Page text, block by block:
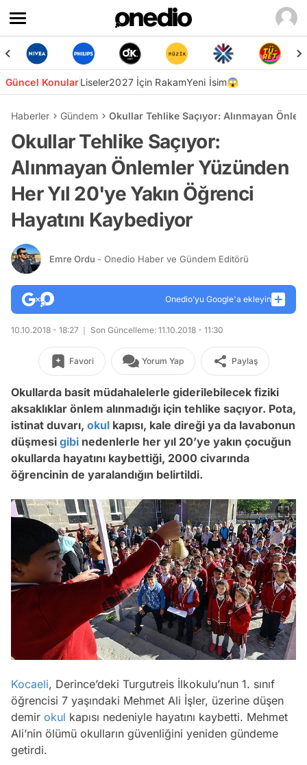
Güncel KonularLiseler2027 İçin RakamYeni İsim😱
Haberler Gündem Okullar Tehlike Saçıyor: Alınmayan
Okullar Tehlike Saçıyor:
Alınmayan Önlemler Yüzünden
Her Yıl 20'ye Yakın Öğrenci
Hayatını Kaybediyor
Emre Ordu - Onedio Haber ve Gündem Editörü
Onedio’yu Google'a ekleyin
10.10.2018 - 18:27 Son Güncelleme: 11.10.2018 - 11:30
Favori Yorum Yap Paylaş
Okullarda basit müdahalelerle giderilebilecek fiziki
aksaklıklar önlem alınmadığı için tehlike saçıyor. Pota,
istinat duvarı, okul kapısı, kale direği ya da lavabonun
düşmesi gibi nedenlerle her yıl 20’ye yakın çocuğun
okullarda hayatını kaybettiği, 2000 civarında
öğrencinin de yaralandığın belirtildi.
Kocaeli, Derince’deki Turgutreis İlkokulu’nun 1. sınıf
öğrencisi 7 yaşındaki Mehmet Ali İşler, üzerine düşen
demir okul kapısı nedeniyle hayatını kaybetti. Mehmet
Ali’nin ölümü okulların güvenliğini yeniden gündeme
getirdi.